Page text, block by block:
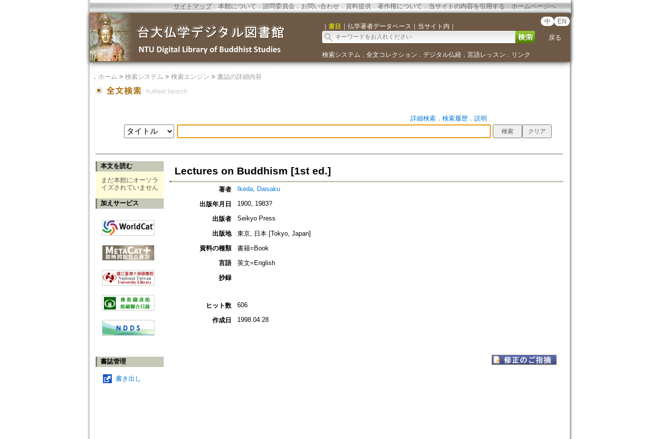
サイトマップ．本館について ． 諮問委員会． お問い合わせ． 資料提供． 著作権について．当サイトの内容を引用する ． ホームページへ
｜ 書目 ｜ 仏学著者データベース ｜ 当サイト内 ｜
中 EN
戻る
検索システム ． 全文コレクション ． デジタル仏経． 言語レッスン ． リンク
． ホーム > 検索システム > 検索エンジン > 書誌の詳細内容
詳細検索． 検索履歴． 説明
本文を読む
まだ本館にオーソラ
イズされていません
加えサービス
書誌管理
書き出し
Lectures on Buddhism [1st ed.]
著者 Ikeda, Daisaku
出版年月日 1900, 1983?
出版者 Seikyo Press
出版地
東京, 日本 [Tokyo, Japan]
資料の種類
書籍=Book
言語
英文=English
抄録
ヒット数 606
作成日 1998.04.28